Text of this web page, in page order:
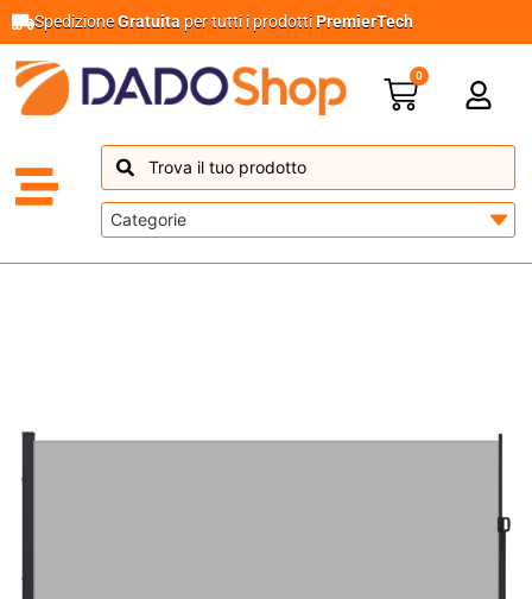
SpedizioneGratuita per tutti i prodottiPremierTech
0